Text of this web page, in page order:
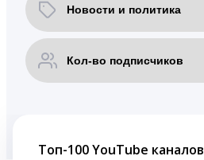
Топ-100 YouTube каналов